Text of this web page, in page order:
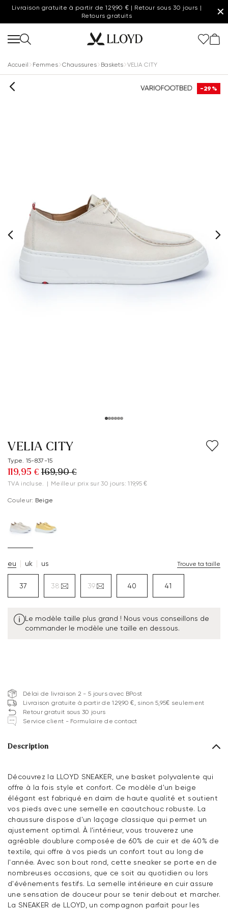
Livraison gratuite à partir de 129,90 € | Retour sous 30 jours |
Retours gratuits
✕
Accueil Femmes Chaussures Baskets VELIA CITY
-29%
VELIA CITY
Type. 15-837-15
119,95 € 169,90 €
TVA incluse. | Meilleur prix sur 30 jours: 119,95 €
Couleur: Beige
eu uk us Trouve ta taille
37 38 39 40 41
Le modèle taille plus grand ! Nous vous conseillons de
commander le modèle une taille en dessous.
Délai de livraison 2 - 5 jours avec BPost
Livraison gratuite à partir de 129,90 €, sinon 5,95€ seulement
Retour gratuit sous 30 jours
Service client - Formulaire de contact
Description
Découvrez la LLOYD SNEAKER, une basket polyvalente qui
offre à la fois style et confort. Ce modèle d'un beige
élégant est fabriqué en daim de haute qualité et soutient
vos pieds avec une semelle en caoutchouc robuste. La
chaussure dispose d'un laçage classique qui permet un
ajustement optimal. À l'intérieur, vous trouverez une
agréable doublure composée de 60% de cuir et de 40% de
textile, qui offre à vos pieds un confort tout au long de
l'année. Avec son bout rond, cette sneaker se porte en de
nombreuses occasions, que ce soit au quotidien ou lors
d'événements festifs. La semelle intérieure en cuir assure
une sensation de douceur pour se tenir debout et marcher.
La SNEAKER de LLOYD, un compagnon parfait pour les